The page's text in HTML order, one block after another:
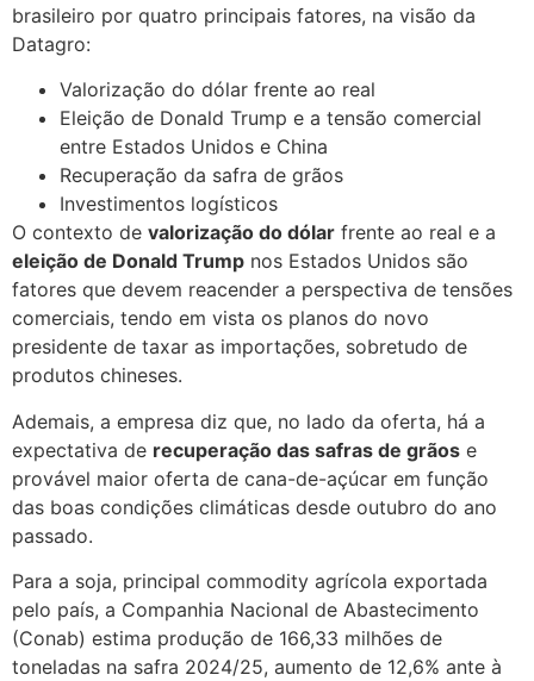
brasileiro por quatro principais fatores, na visão da
Datagro:
Valorização do dólar frente ao real
Eleição de Donald Trump e a tensão comercial
entre Estados Unidos e China
Recuperação da safra de grãos
Investimentos logísticos
O contexto de valorização do dólar frente ao real e a
eleição de Donald Trump nos Estados Unidos são
fatores que devem reacender a perspectiva de tensões
comerciais, tendo em vista os planos do novo
presidente de taxar as importações, sobretudo de
produtos chineses.
Ademais, a empresa diz que, no lado da oferta, há a
expectativa de recuperação das safras de grãos e
provável maior oferta de cana-de-açúcar em função
das boas condições climáticas desde outubro do ano
passado.
Para a soja, principal commodity agrícola exportada
pelo país, a Companhia Nacional de Abastecimento
(Conab) estima produção de 166,33 milhões de
toneladas na safra 2024/25, aumento de 12,6% ante à